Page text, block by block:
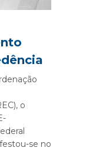
o
se no